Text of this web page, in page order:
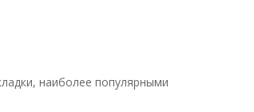
наиболее популярными